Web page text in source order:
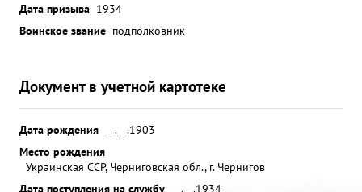
Дата призыва 1934
Воинское звание подполковник
Документ в учетной картотеке
Дата рождения
__.__.1903
Место рождения
Украинская ССР, Черниговская обл., г. Чернигов
Дата поступления на службу
__.__.1934